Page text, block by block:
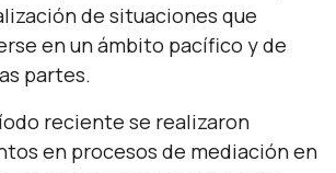
de situaciones que
en un ámbito pacífico y de
partes.
reciente se realizaron
en procesos de mediación en